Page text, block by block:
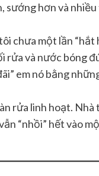
sướng hơn và
chưa một lần
rửa và nước bóng
em nó bằng
rửa linh hoạt.
“nhồi” hết vào